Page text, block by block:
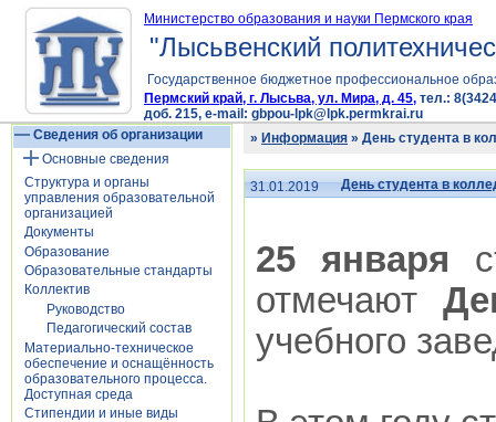
Министерство образования и науки Пермского края
"Лысьвенский
Государственное бюджетное профессиональное
Пермский край, г. Лысьва, ул. Мира, д. 45, тел.:
доб. 215, e-mail: gbpou-lpk@lpk.permkrai.ru
Сведения об организации
Основные сведения
Структура и органы
управления образовательной
организацией
Документы
Образование
Образовательные стандарты
Коллектив
Руководство
Педагогический состав
Материально-техническое
обеспечение и оснащённость
образовательного процесса.
Доступная среда
Стипендии и иные виды
» Информация » День студента в
31.01.2019 День студента в
25 января
отмечают
учебного